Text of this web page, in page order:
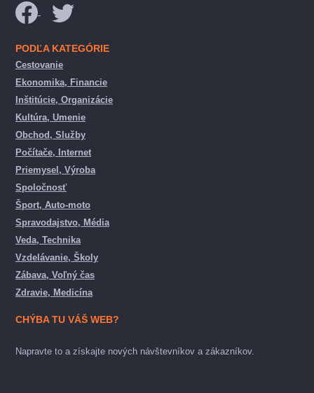
PODĽA KATEGÓRIE
Cestovanie
Ekonomika, Financie
Inštitúcie, Organizácie
Kultúra, Umenie
Obchod, Služby
Počítače, Internet
Priemysel, Výroba
Spoločnosť
Šport, Auto-moto
Spravodajstvo, Média
Veda, Technika
Vzdelávanie, Školy
Zábava, Voľný čas
Zdravie, Medicína
CHÝBA TU VÁŠ WEB?
Napravte to a získajte nových návštevníkov a zákazníkov.